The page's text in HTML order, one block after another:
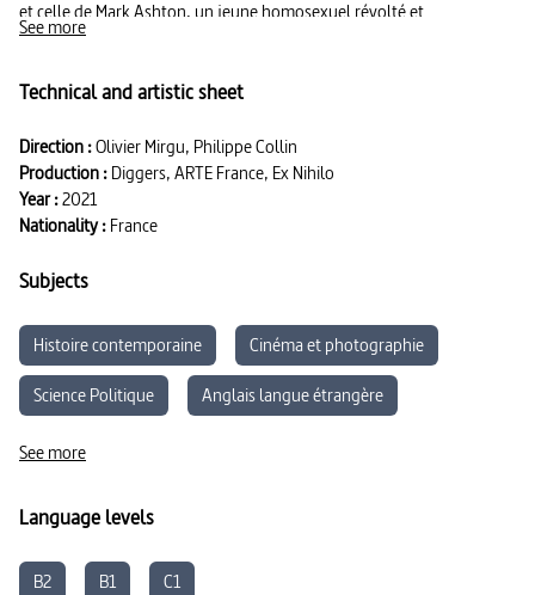
et celle de Mark Ashton, un jeune homosexuel révolté et
charismatique, prêt à mener la lutte.
See more
Technical and artistic sheet
Direction :Olivier Mirgu, Philippe Collin
Production :Diggers, ARTE France, Ex Nihilo
Year :2021
Nationality :France
Subjects
Histoire contemporaine
Cinéma et photographie
Science Politique
Anglais langue étrangère
Parcours citoyen
See more
Language levels
B2 B1 C1